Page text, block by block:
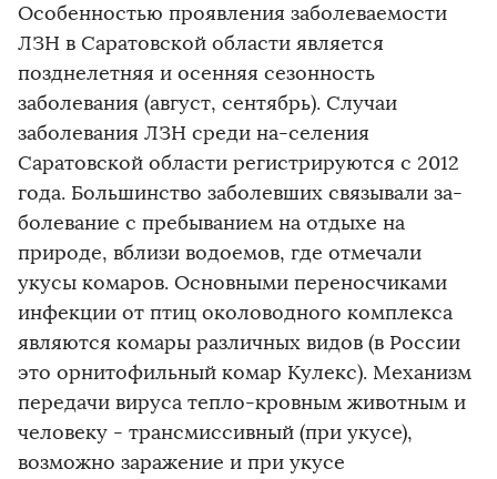
Особенностью проявления заболеваемости
ЛЗН в Саратовской области является
позднелетняя и осенняя сезонность
заболевания (август, сентябрь). Случаи
заболевания ЛЗН среди на-селения
Саратовской области регистрируются с 2012
года. Большинство заболевших связывали за-
болевание с пребыванием на отдыхе на
природе, вблизи водоемов, где отмечали
укусы комаров. Основными переносчиками
инфекции от птиц околоводного комплекса
являются комары различных видов (в России
это орнитофильный комар Кулекс). Механизм
передачи вируса тепло-кровным животным и
человеку - трансмиссивный (при укусе),
возможно заражение и при укусе